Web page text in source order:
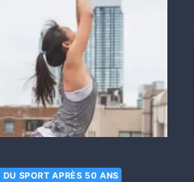
SPORT APRÈS 50 ANS